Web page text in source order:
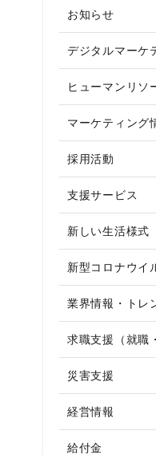
お知らせ
デジタルマーケ
ヒューマンリソ
マーケティング
採用活動
支援サービス
新しい生活様式
新型コロナウイ
業界情報・トレ
求職支援（就職
災害支援
経営情報
給付金